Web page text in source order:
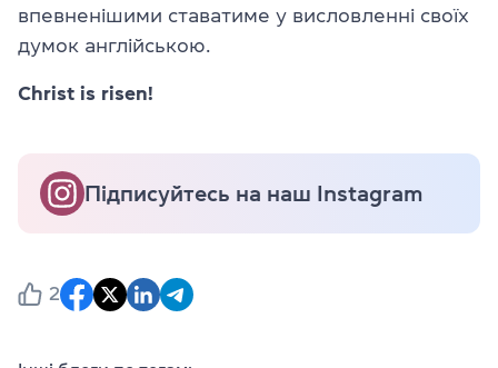
впевненішими ставатиме у висловленні своїх
думок англійською.
Christ is risen!
Підписуйтесь на наш Instagram
2